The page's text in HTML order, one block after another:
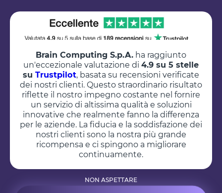
Brain Computing S.p.A. ha raggiunto
un'eccezionale valutazione di 4.9 su 5 stelle
su Trustpilot, basata su recensioni verificate
dei nostri clienti. Questo straordinario risultato
riflette il nostro impegno costante nel fornire
un servizio di altissima qualità e soluzioni
innovative che realmente fanno la differenza
per le aziende. La fiducia e la soddisfazione dei
nostri clienti sono la nostra più grande
ricompensa e ci spingono a migliorare
continuamente.
NON ASPETTARE